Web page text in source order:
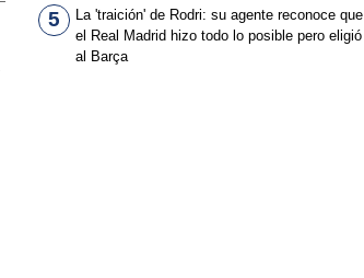
5
La 'traición' de Rodri: su agente reconoce que
el Real Madrid hizo todo lo posible pero eligió
al Barça